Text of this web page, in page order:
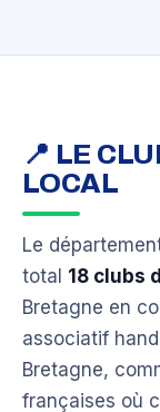
📍 LE
LOCAL
Le
total 18 clubs
Bretagne en
associatif
Bretagne,
françaises où